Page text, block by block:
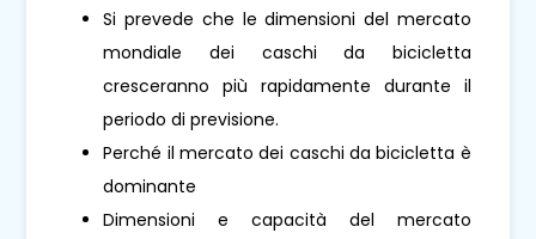
Si prevede che le dimensioni del mercato
mondiale dei caschi da bicicletta
cresceranno più rapidamente durante il
periodo di previsione.
Perché il mercato dei caschi da bicicletta è
dominante
Dimensioni e capacità del mercato